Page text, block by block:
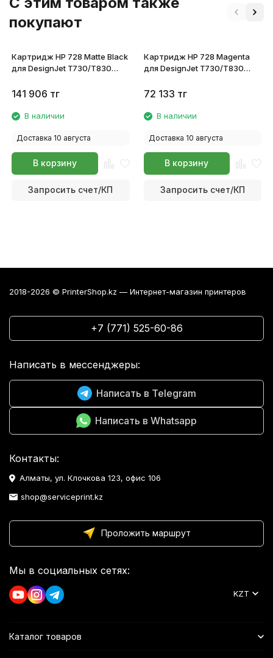
покупают
Картридж HP 728 Matte Black
для DesignJet T730/T830
141 906 тг
В наличии
Доставка 10 августа
В корзину
Запросить счет/КП
Картридж HP 728 Magenta
для DesignJet T730/T830
72 133 тг
В наличии
Доставка 10 августа
В корзину
Запросить счет/КП
2018-2026 © PrinterShop.kz — Интернет-магазин принтеров
+7 (771) 525-60-86
Написать в мессенджеры:
Написать в Telegram
Написать в Whatsapp
Контакты:
Алматы, ул. Клочкова 123, офис 106
shop@serviceprint.kz
Проложить маршрут
Мы в социальных сетях:
KZT
Каталог товаров